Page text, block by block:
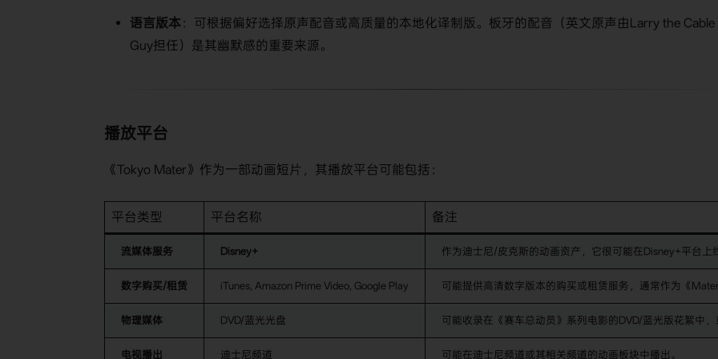
​语言版本​​：可根据偏好选择原声配音或高质量的本地化译制版。板牙的配音（英文原声由Larry the Cable
Guy担任）是其幽默感的重要来源。
播放平台
《Tokyo Mater》作为一部动画短片，其播放平台可能包括：
平台类型 平台名称 备注
​流媒体服务​ ​Disney+​ 作为迪士尼/皮克斯的动画资产，它很可能在Disney+平台上
​数字购买/租赁​ iTunes, Amazon Prime Video, Google Play 可能提供高清数字版本的购买或租赁服务，通常作为《
​物理媒体​ DVD/蓝光光盘 可能收录在《赛车总动员》系列电影的DVD/蓝光版花絮中，
​电视播出​ 迪士尼频道 可能在迪士尼频道或其相关频道的动画板块中播出。